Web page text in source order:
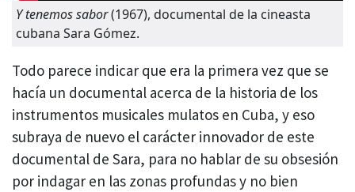
Y tenemos sabor(1967), documental de la cineasta
cubana Sara Gómez.
Todo parece indicar que era la primera vez que se
hacía un documental acerca de la historia de los
instrumentos musicales mulatos en Cuba, y eso
subraya de nuevo el carácter innovador de este
documental de Sara, para no hablar de su obsesión
por indagar en las zonas profundas y no bien